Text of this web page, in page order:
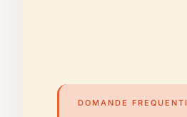
DOMANDE FREQUENTI